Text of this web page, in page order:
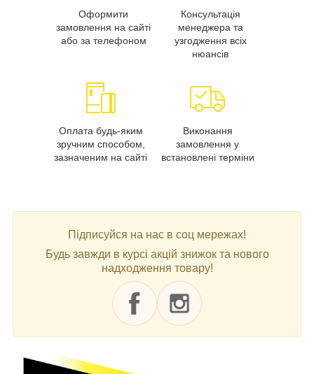
Оформити
замовлення на сайті
або за телефоном
Консультація
менеджера та
узгодження всіх
нюансів
Оплата будь-яким
зручним способом,
зазначеним на сайті
Виконання
замовлення у
встановлені терміни
Підписуйся на нас в соц мережах!
Будь завжди в курсі акцій знижок та нового
надходження товару!